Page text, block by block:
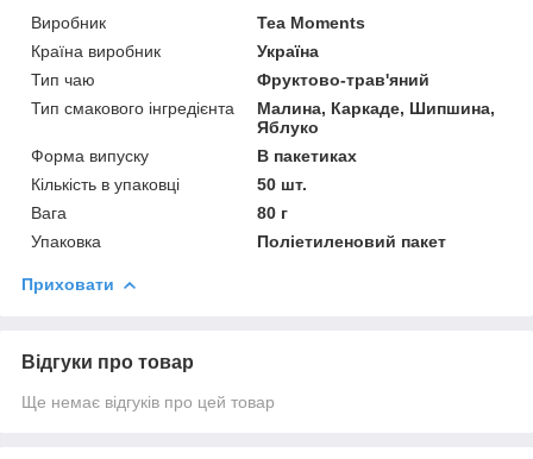
Виробник
Tea Moments
Країна виробник
Україна
Тип чаю
Фруктово-трав'яний
Тип смакового інгредієнта
Малина, Каркаде, Шипшина,
Яблуко
Форма випуску
В пакетиках
Кількість в упаковці
50 шт.
Вага
80 г
Упаковка
Поліетиленовий пакет
Приховати
Відгуки про товар
Ще немає відгуків про цей товар